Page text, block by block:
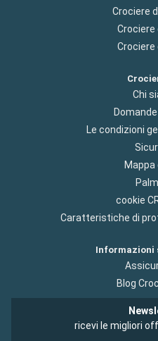
Crociere
Crociere
Crociere
Chi
Le condizioni
cookie
Caratteristiche di
Informazioni
Blog
ricevi le migliori